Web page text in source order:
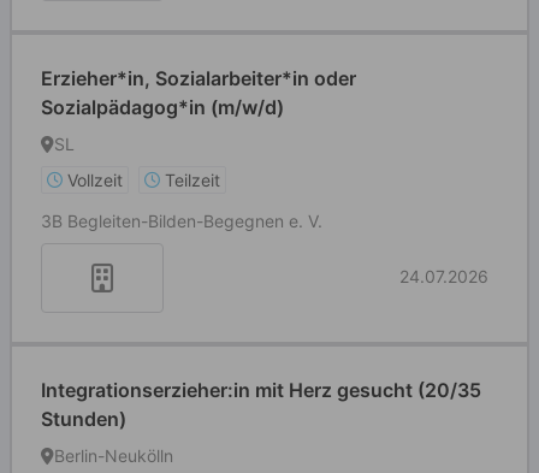
Erzieher*in, Sozialarbeiter*in oder
Sozialpädagog*in (m/w/d)
SL
Vollzeit
Teilzeit
3B Begleiten-Bilden-Begegnen e. V.
24.07.2026
Integrationserzieher:in mit Herz gesucht (20/35
Stunden)
Berlin-Neukölln